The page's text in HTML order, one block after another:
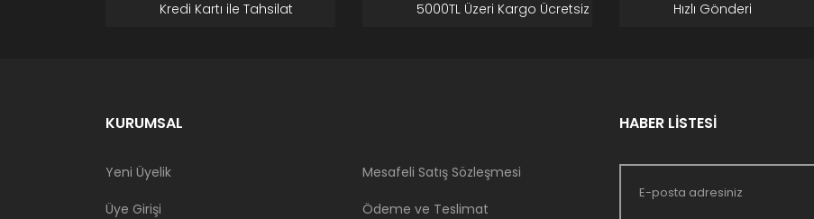
Kredi Kartı ile Tahsilat
5000TL Üzeri Kargo Ücretsiz
Hızlı Gönderi
KURUMSAL
Yeni Üyelik
Üye Girişi
Mesafeli Satış Sözleşmesi
Ödeme ve Teslimat
HABER LİSTESİ